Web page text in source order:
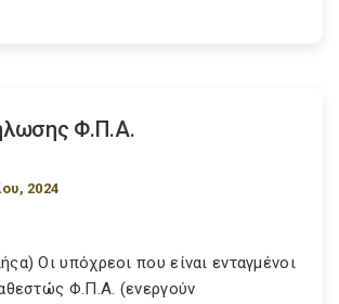
Φ.Π.Α.
2024
Οι υπόχρεοι που είναι ενταγμένοι
Φ.Π.Α. (ενεργούν